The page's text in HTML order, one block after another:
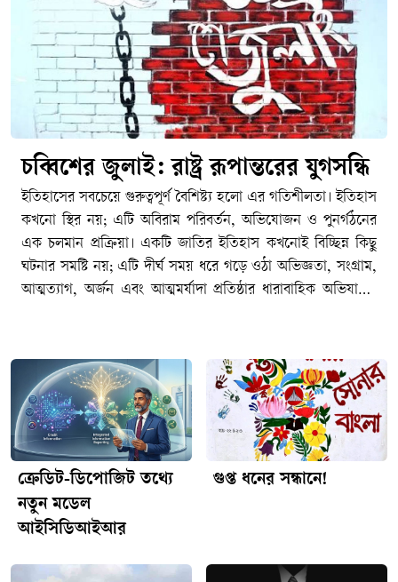
চব্বিশের জুলাই: রাষ্ট্র রূপান্তরের যুগসন্ধি
ইতিহাসের সবচেয়ে গুরুত্বপূর্ণ বৈশিষ্ট্য হলো এর গতিশীলতা। ইতিহাস কখনো স্থির নয়; এটি অবিরাম পরিবর্তন, অভিযোজন ও পুনর্গঠনের এক চলমান প্রক্রিয়া। একটি জাতির ইতিহাস কখনোই বিচ্ছিন্ন কিছু ঘটনার সমষ্টি নয়; এটি দীর্ঘ সময় ধরে গড়ে ওঠা অভিজ্ঞতা, সংগ্রাম, আত্মত্যাগ, অর্জন এবং আত্মমর্যাদা প্রতিষ্ঠার ধারাবাহিক অভিযাত্রা। কোনো জাতি, সমাজ কিংবা রাষ্ট্র একটি নির্দিষ্ট অবস্থায় দীর্ঘকাল টিকে থাকতে পারে না। সময়ের প্রবাহে নতুন বাস্তবতা, নতুন চ্যালেঞ্জ, নতুন সংকট এবং নতুন প্রত্যাশার মুখোমুখি হতে হয়। সেই পরিবর্তিত বাস্তবতার সঙ্গে খাপ খাইয়ে নেয়ার সক্ষমতাই নির্ধারণ করে একটি জাতির অগ্রযাত্রার দিকনির্দেশনা। যে জাতি অতীতের অভিজ্ঞতা ও অর্জনকে শক্তিতে রূপান্তরিত করে ভবিষ্যতের দিকে এগিয়ে যেতে পারে, ইতিহাস শেষ পর্যন্ত তাদের পক্ষেই কথা বলে। পক্ষান্তরে, যে জাতি অতীতের গৌরবকে ভবিষ্যৎ নির্মাণের প্রেরণা হিসেবে গ্রহণ না করে রাজনৈতিক প্রতিদ্বন্দ্বিতার অস্ত্রে পরিণত করে, নিজেদের মধ্যে বিভেদ ও দ্বন্দ্বকে স্থায়ী করে তোলে, তারা একসময় অগ্রগতির পথ হারিয়ে ফেলে। ইতিহাসের শিক্ষা হলো অতীতকে অস্বীকার করা যেমন আত্মঘাতী, তেমনি অতীতের মধ্যেই বন্দী হয়ে থাকাও সমান ক্ষতিকর।পলাশী-উত্তর বাংলাদেশের ইতিহাস মূলত সংগ্রামের ইতিহাস। ১৯৪৭-পূর্ব ঔপনিবেশিক শাসনের বিরুদ্ধে অব্যাহত প্রতিরোধ ও স্বাধীনতার সংগ্রাম, তারপর ১৯৭৪-উত্তর ভাষার জন্য সংগ্রাম, রাজনৈতিক অধিকারের জন্য সংগ্রাম, অর্থনৈতিক বৈষম্যের বিরুদ্ধে সংগ্রাম, সাংস্কৃতিক স্বাতন্ত্র্য রক্ষার সংগ্রাম, আত্মনিয়ন্ত্রণের তথা স্বাধিকারের সংগ্রাম এবং শেষ পর্যন্ত স্বাধীন রাষ্ট্র প্রতিষ্ঠার সংগ্রাম- এর সবকিছু মিলিয়েই আমাদের জাতীয় ইতিহাস নির্মিত হয়েছে। এ ইতিহাসের প্রতিটি গুরুত্বপূর্ণ অধ্যায় পূর্ববর্তী অধ্যায়ের ওপর ভিত্তি করে গড়ে উঠেছে। ১৯৫২-এর ভাষা আন্দোলন ভাষাভিত্তিক বাঙালি জাতীয়তার আত্মপরিচয়ের ভিত্তি নির্মাণ করেছে; ১৯৬৬-এর ছয় দফা আন্দোলন রাজনৈতিক স্বায়ত্তশাসনের দাবিকে সুসংহত করেছে; ১৯৬৯-এর গণঅভ্যুত্থান গণশক্তির সক্ষমতাকে প্রকাশ করেছে; আর ১৯৭১ সালের মহান স্বাধীনতা যুদ্ধ সেই দীর্ঘ সংগ্রামকে স্বাধীন রাষ্ট্র প্রতিষ্ঠার মধ্য দিয়ে পরিণতি দিয়েছে। নিঃসন্দেহে স্বাধীনতা যুদ্ধ আমাদের জাতীয় জীবনের সবচেয়ে গৌরবময় এবং নির্ধারক মাইলফলক, যার মাধ্যমে আমাদের রাজনৈতিক স্বাধীনতা অর্জিত হয়েছে এবং বিশ্ব মানচিত্রে বাংলাদেশ একটি সার্বভৌম রাষ্ট্র হিসেবে আত্মপ্রকাশ করেছে।কিন্তু আমাদের মনে রাখতে হবে যে, একটা জাতির ইতিহাসের পথচলা কোনো একক ঘটনার মধ্যেই থেমে থাকে না। ১৭৫৭ সালের পলাশীর প্রান্তরে নবাব সিরাজ-উদ্দৌলার পরাজয় যেমন এই অঞ্চলে একটি দীর্ঘ ঔপনিবেশিক শাসনের সূচনা করেছিল এবং তার অভিঘাত শতাব্দীর পর শতাব্দী ধরে জাতির জীবনকে প্রভাবিত করেছে, তেমনি ১৯৭১ সালের বিজয়ও কোনো চূড়ান্ত সমাপ্তি ছিল না। স্বাধীনতা অর্জনের মাধ্যমে একটি জাতি রাষ্ট্র প্রতিষ্ঠার সুযোগ পায়, কিন্তু সেই রাষ্ট্রকে কতটা ন্যায়ভিত্তিক, গণতান্ত্রিক, জবাবদিহিমূলক ও বৈষম্যহীন করা যাবে সেই প্রশ্নের উত্তর খুঁজে বের করার সংগ্রাম তখনই শুরু হয়। রাষ্ট্রবিজ্ঞানীরা প্রায়ই বলেন, স্বাধীনতা একটি ঘটনা; কিন্তু ন্যায়ভিত্তিক রাষ্ট্র বিনির্মাণ একটি দীর্ঘমেয়াদি প্রক্রিয়া। সেই প্রক্রিয়ায় কখনো অগ্রগতি আসে, কখনো পশ্চাৎপদতা দেখা দেয়; কখনো জনগণের আকাক্সক্ষা রাষ্ট্রকে সামনে এগিয়ে নেয়, আবার কখনো ক্ষমতার কেন্দ্রীভবন সেই অগ্রযাত্রাকে বাধাগ্রস্ত করে। রাষ্ট্রযন্ত্রের স্বৈরাচারী ভূমিকায় জালেম শাসক শ্রেণীর যাতাকলে পিষ্ট মজলুম জনগণ মুক্তির পথ খোঁজে গণঅভ্যুত্থান কিংবা বিপ্লবের পথে। এই কারণেই স্বাধীনতা কোনো গন্তব্য নয়; এটি রাষ্ট্র হিসেবে নিজস্ব সার্বভৌমত্ব, জনগণের অধিকার এবং ন্যায়বিচার প্রতিষ্ঠার দীর্ঘ যাত্রার সূচনা মাত্র। একটি জাতির ইতিহাসের ক্রমধারায় নতুন নতুন প্রজন্মের আবির্ভাব ঘটে, এবং তাদের সামনে নতুন প্রশ্ন ও নতুন চ্যালেঞ্জ উপস্থিত হয়। ফলে স্বাধীনতার মৌলিক চেতনা তথা মানবিক মর্যাদা, রাজনৈতিক স্বাধীনতা, সামাজিক ন্যায়বিচার ও অর্থনৈতিক সাম্য প্রভৃতি বিষয় প্রতিটি যুগে নতুন বাস্তবতায় নতুনভাবে ব্যাখ্যা ও বাস্তবায়নের দাবি তোলে। বাংলাদেশের ইতিহাসও সেই ধারাবাহিকতার বাইরে নয়। তাই আমাদের জাতীয় ইতিহাসকে কোনো বিচ্ছিন্ন ঘটনার সমষ্টি হিসেবে নয়, বরং একটি চলমান অভিযাত্রা হিসেবে দেখতে হবে যেখানে প্রতিটি সংগ্রাম পূর্ববর্তী সংগ্রামের উত্তরাধিকার বহন করে এবং পরবর্তী সংগ্রামের ভিত্তি নির্মাণ করে। এই ধারাবাহিক ঐতিহাসিক প্রবাহের মধ্যেই ২০২৪ সালের জুলাই গণঅভ্যুত্থানের তাৎপর্য অনুধাবন করতে হবে; একটি প্রতিদ্বন্দ্বী ইতিহাস হিসেবে নয়, বরং বাংলাদেশের রাষ্ট্রযন্ত্র ও সমাজকে আরও ন্যায়ভিত্তিক, বৈষম্যহীন ও স্বৈরাচারমুক্ত করার দীর্ঘ অভিযাত্রার একটি নতুন অধ্যায় হিসেবে।বিশ্ব ইতিহাসের দিকে তাকালেও আমরা একই বাস্তবতা দেখতে পাই। কোনো জাতির ইতিহাসে একটি বড় অর্জন কখনোই চূড়ান্ত পরিণতি নয়; বরং তা নতুন সংগ্রাম, নতুন দায়িত্ব এবং নতুন প্রত্যাশার সূচনা করে। ১৭৭৬ সালের আমেরিকার স্বাধীনতা যুদ্ধ ব্রিটিশ ঔপনিবেশিক শাসন থেকে মুক্তির পথ খুলে দিলেও সেখানে নাগরিক অধিকার, বর্ণসমতা এবং গণতান্ত্রিক অন্তর্ভুক্তির প্রশ্নে দীর্ঘ সংগ্রাম অব্যাহত ছিল। স্বাধীনতার প্রায় দুই শতাব্দী পরও আফ্রিকান-আমেরিকানদের অধিকার প্রতিষ্ঠার জন্য মার্টিন লুথার কিং জুনিয়রের নেতৃত্বে ব্যাপক নাগরিক অধিকার আন্দোলন গড়ে উঠতে হয়েছে। একইভাবে ১৭৮৯ সালের ফরাসি বিপ্লব স্বাধীনতা, সাম্য ও ভ্রাতৃত্বের মহান আদর্শ সামনে নিয়ে এলেও গণতন্ত্র, মানবাধিকার এবং প্রজাতান্ত্রিক মূল্যবোধকে সুসংহত করতে ফরাসি সমাজকে বহু উত্থান-পতন, সংঘাত ও পুনর্গঠনের মধ্য দিয়ে অগ্রসর হতে হয়েছে। দক্ষিণ আফ্রিকায় বর্ণবাদবিরোধী সংগ্রামের মাধ্যমে রাজনৈতিক মুক্তি অর্জনের পরও সামাজিক ন্যায়বিচার, অর্থনৈতিক বৈষম্য দূরীকরণ এবং অন্তর্ভুক্তিমূলক রাষ্ট্র গঠনের প্রশ্নে নতুন সংগ্রামের সূচনা হয়েছে। ইতিহাসের এই অভিজ্ঞতাগুলো আমাদের শেখায় যে রাজনৈতিক মুক্তি একটি গুরুত্বপূর্ণ অর্জন, কিন্তু সেই অর্জনের প্রকৃত মূল্য নির্ধারিত হয় পরবর্তী রাষ্ট্রগঠন প্রক্রিয়ার মাধ্যমে।ইতিহাসের প্রতিটি বিজয় নতুন দায়িত্বের জন্ম দেয়, প্রতিটি অর্জন নতুন প্রত্যাশাকে সামনে নিয়ে আসে। কোনো জাতি যদি অর্জনের স্মৃতিকে সংরক্ষণ করেই সন্তুষ্ট থাকে, কিন্তু সেই অর্জনের অন্তর্নিহিত আদর্শ বাস্তবায়নের পথে অগ্রসর না হয়, তাহলে ইতিহাসের অগ্রযাত্রা থমকে যায়। বাংলাদেশের ক্ষেত্রেও এর ব্যতিক্রম হওয়ার কোনো কারণ নেই। ১৯৭১ সালে স্বাধীন রাষ্ট্র প্রতিষ্ঠার মধ্য দিয়ে গণতন্ত্র, সাম্য, মানবিক মর্যাদা ও সামাজিক ন্যায়বিচারের যে স্বপ্ন জনগণ লালন করেছিল তার পূর্ণ বাস্তবায়ন এখনও একটি চলমান প্রক্রিয়া। ফলে রাষ্ট্র ও সমাজের ভেতরে যখনই সেই আকাক্সক্ষার সঙ্গে বাস্তবতার ফারাক বেড়েছে, তখনই নতুন করে পরিবর্তনের দাবি উত্থাপিত হয়েছে। এই প্রেক্ষাপটে ২০২৪ সালের গণঅভ্যুত্থানকে কোনো বিচ্ছিন্ন ঘটনা, আকস্মিক বিস্ফোরণ বা সাময়িক রাজনৈতিক প্রতিক্রিয়া হিসেবে দেখার সুযোগ নেই। বরং এটি বাংলাদেশের রাষ্ট্র, সমাজ এবং রাজনৈতিক সংস্কৃতির দীর্ঘ বিবর্তনধারার একটি গুরুত্বপূর্ণ মাইলফলক ও বিশেষ অধ্যায়। এটি এমন এক ঐতিহাসিক মুহূর্ত, যখন নতুন প্রজন্ম রাষ্ট্রের সামনে জবাবদিহিতা, ন্যায়বিচার, বৈষম্যহীনতা, ন্যায্য অধিকার এবং নাগরিক মর্যাদার প্রশ্নগুলোকে নতুন করে উত্থাপন করেছে। যে প্রশ্নগুলো এক অর্থে স্বাধীনতার মূল চেতনার সঙ্গেই সম্পর্কযুক্ত, কিন্তু সময়ের পরিবর্তনের সঙ্গে নতুন ভাষা, নতুন অভিজ্ঞতা এবং নতুন বাস্তবতার আলোকে পুনরায় উচ্চারিত হয়েছে।২০২৪-এর এই গণঅভ্যুত্থান বিশেষভাবে তরুণ প্রজন্মের সেই ঐতিহাসিক ভূমিকাকে সামনে নিয়ে এসেছে, যা যুগে যুগে সামাজিক ও রাজনৈতিক পরিবর্তনের প্রধান চালিকাশক্তি হিসেবে কাজ করেছে। ইতিহাস সাক্ষ্য দেয়, রাষ্ট্রীয় প্রতিষ্ঠানগুলো যখন জনগণের প্রত্যাশা পূরণে ব্যর্থ হয়, যখন ক্ষমতার কেন্দ্রীভবন জবাবদিহিতার পরিসর সংকুচিত করে, যখন নাগরিক অংশগ্রহণের সুযোগ সীমিত হয়ে পড়ে এবং যখন ন্যায়বিচারের প্রতি মানুষের আস্থা দুর্বল হতে থাকে, তখন পরিবর্তনের দাবি সবচেয়ে জোরালোভাবে উচ্চারিত হয় তরুণদের কণ্ঠে। কারণ তরুণেরা কেবল বর্তমানের প্রতিনিধিত্ব করে না; তারা ভবিষ্যতের দাবিদার এবং অংশীদারও বটে। তাদের স্বপ্ন, প্রত্যাশা এবং বঞ্চনার অভিজ্ঞতা সমাজের গভীর পরিবর্তনের আকাক্সক্ষাকে দৃশ্যমান করে তোলে। ফলে ইতিহাসের প্রতিটি যুগান্তকারী পরিবর্তনের পেছনে তরুণদের সক্রিয় উপস্থিতি লক্ষ্য করা যায়। ঔপনিবেশিক শাসনের বিরুদ্ধে সংগ্রাম, ভাষা আন্দোলন, ঊনসত্তরের গণঅভ্যুত্থান, মহান স্বাধীনতা যুদ্ধ কিংবা বিশ্বের বিভিন্ন দেশে গণতন্ত্র ও মানবাধিকারের আন্দোলন সব ক্ষেত্রেই তরুণরাই অগ্রণীর ভূমিকা পালন করেছে। তারাই সাহসিকতার সঙ্গে প্রচলিত বাস্তবতাকে প্রশ্ন করেছে, অন্যায়ের বিরুদ্ধে দাঁড়িয়েছে এবং প্রয়োজন হলে আত্মত্যাগের মাধ্যমে ইতিহাসের গতিপথ পরিবর্তন করেছে। বাংলাদেশের রাজনৈতিক পটপরিবর্তনে ২০২৪ সালের জুলাইয়ের ছাত্র আন্দোলনও সেই দীর্ঘ ঐতিহাসিক ধারারই অংশ, যেখানে নতুন প্রজন্ম কেবল একটি তাৎক্ষণিক দাবির জন্য নয়, বরং রাষ্ট্র ও সমাজের চরিত্র নিয়ে একটি বৃহত্তর প্রশ্ন উত্থাপন করেছে। সেই কারণেই জুলাইয়ের গণঅভ্যুত্থানের তাৎপর্য কেবল একটি রাজনৈতিক ঘটনার মধ্যে সীমাবদ্ধ নয়; এটি রাষ্ট্রের ভবিষ্যৎ বিনির্মাণ নিয়ে জনগণের নতুন আকাঙ্ক্ষা এবং বিশেষত তরুণ প্রজন্মের ঐতিহাসিক আত্মপ্রকাশের এক গুরুত্বপূর্ণ দলিল। আমাদের জাতীয় জীবনের প্রায় প্রতিটি যুগান্তকারী অধ্যায়ের কেন্দ্রবিন্দুতে ছিল তরুণদের সাহস, স্বপ্ন এবং আত্মত্যাগ। ১৯৫২ সালের ভাষা আন্দোলনে রাষ্ট্রীয় দমন-পীড়নের মুখেও তরুণ ছাত্রসমাজ মাতৃভাষার অধিকার প্রতিষ্ঠার জন্য জীবন উৎসর্গ করেছে। ১৯৬৯-এর গণঅভ্যুত্থানে তারুণ্যের নেতৃত্বেই স্বৈরশাসনের ভিত কেঁপে উঠেছিল। ১৯৭১ সালের মহান স্বাধীনতা যুদ্ধে অসংখ্য তরুণ অস্ত্র হাতে নিয়ে স্বাধীনতার জন্য জীবন বাজি রেখেছিল। ১৯৯০ সালের স্বৈরাচারবিরোধী আন্দোলনেও ছাত্রসমাজ গণতন্ত্র পুনরুদ্ধারের সংগ্রামে অগ্রণী ভূমিকা পালন করে। একই ধারাবাহিকতায় ২০২৪ সালের ছাত্র-জনতার গণআন্দোলনও প্রমাণ করেছে যে বাংলাদেশের ইতিহাসে পরিবর্তনের সবচেয়ে শক্তিশালী চালিকাশক্তি এখনও তরুণ প্রজন্ম। যুগ বদলেছে, প্রেক্ষাপট বদলেছে, কিন্তু ন্যায়, মর্যাদা এবং অধিকারের প্রশ্নে তারুণ্যের ঐতিহাসিক ভূমিকা অপরিবর্তিত রয়েছে।সঙ্গত কারণে তরুণেরা সাধারণত বিদ্যমান ব্যবস্থাকে প্রশ্ন করার সাহস রাখে। তারা প্রতিষ্ঠিত সত্য তথা বন্দোবস্তকে অন্ধভাবে মেনে নিতে চায় না; বরং বাস্তবতার সঙ্গে আদর্শের ফারাককে চিহ্নিত করতে চায়। তাদের মধ্যে ভবিষ্যৎ কল্পনার শক্তি থাকে, নতুন সম্ভাবনা নির্মাণের সাহস থাকে এবং প্রয়োজন হলে ব্যক্তিগত ঝুঁকি গ্রহণের মানসিকতাও থাকে। জার্মান বংশোদ্ভুত মার্কিন রাজনৈতিক তাত্ত্বিক হানা আরেন্টের (১৯০৬-১৯৭৫) মতে, প্রতিটি নতুন প্রজন্ম পৃথিবীতে নতুন সূচনার সম্ভাবনা নিয়ে আসে। ইতিহাসের নানা পর্যায়ে আমরা দেখেছি, সমাজ যখন স্থবির হয়ে পড়ে বা রাষ্ট্র যখন জনগণের আকাঙ্ক্ষা থেকে বিচ্ছিন্ন হতে শুরু করে, তখন সেই নতুন সূচনার আহ্বান সবচেয়ে প্রবলভাবে এসেছে তরুণদের কাছ থেকেই। বাংলাদেশের জুলাই অভ্যুত্থানও সেই অর্থে কেবল একটি রাজনৈতিক প্রতিবাদ ছিল না; এটি ছিল নতুন প্রজন্মের পক্ষ থেকে রাষ্ট্রের উদ্দেশে একটি মৌলিক প্রশ্ন: রাষ্ট্র কার জন্য, ক্ষমতা কার স্বার্থে এবং স্বাধীনতার প্রকৃত অর্থ কী? সে যাই হোক, ইতিহাসের আরেকটি গুরুত্বপূর্ণ বাস্তবতাও আমাদের স্মরণে রাখতে হবে। ইতিহাস কেবল অতীতের ঘটনা-পরম্পরা নয়; এটি বর্তমানের রাজনীতিরও একটি গুরুত্বপূর্ণ ক্ষেত্র। ক্ষমতার রাজনীতিতে অতীতের স্মৃতি প্রায়ই মূল্যবান সম্পদে পরিণত হয়। ইতিহাস তখন শুধু গবেষণা, বিশ্লেষণ বা শিক্ষা গ্রহণের বিষয় থাকে না; বরং রাজনৈতিক বৈধতা অর্জন, জনসমর্থন সংগঠিত করা এবং নৈতিক কর্তৃত্ব প্রতিষ্ঠার একটি কার্যকর হাতিয়ার হয়ে ওঠে। ফরাসি সমাজবিজ্ঞানী পিয়েরে বুর্দিয়োর (১৯৩০-২০০২) ভাষায়, এটি এক ধরনের ‘প্রতীকী পুঁজি’ (সিম্বোলিক ক্যাপিটাল), যার মাধ্যমে ব
ক্রেডিট-ডিপোজিট তথ্যে
নতুন মডেল
আইসিডিআইআর
গুপ্ত ধনের সন্ধানে!